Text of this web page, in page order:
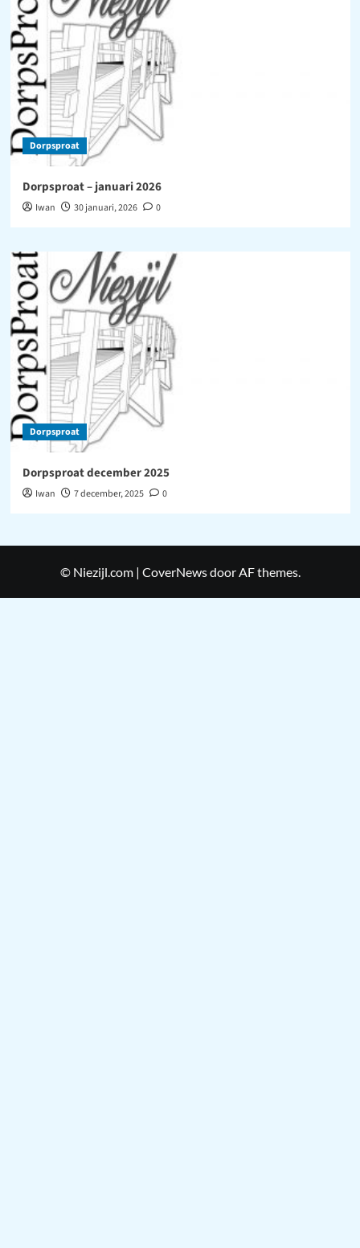
Dorpsproat
Dorpsproat – januari 2026
Iwan 30 januari, 2026 0
Dorpsproat
Dorpsproat december 2025
Iwan 7 december, 2025 0
© Niezijl.com | CoverNewsdoor AF themes.